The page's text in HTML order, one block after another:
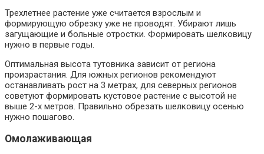
Трехлетнее растение уже считается взрослым и
формирующую обрезку уже не проводят. Убирают лишь
загущающие и больные отростки. Формировать шелковицу
нужно в первые годы.
Оптимальная высота тутовника зависит от региона
произрастания. Для южных регионов рекомендуют
останавливать рост на 3 метрах, для северных регионов
советуют формировать кустовое растение с высотой не
выше 2-х метров. Правильно обрезать шелковицу осенью
нужно пошагово.
Омолаживающая